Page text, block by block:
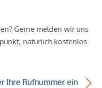
Gerne melden wir uns
natürlich kostenlos
Ihre Rufnummer ein